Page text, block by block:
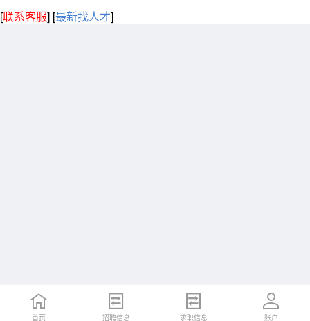
[联系客服] [最新找人才]
首页 招聘信息 求职信息 账户